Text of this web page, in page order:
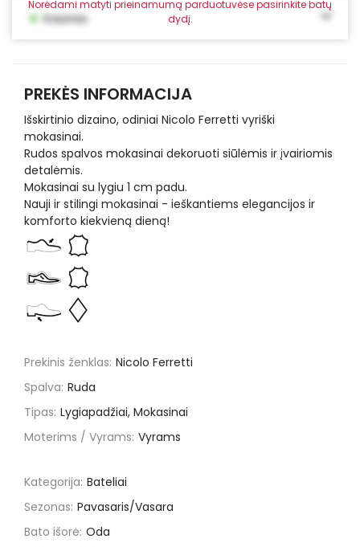
Norėdami matyti prieinamumą parduotuvėse pasirinkite batų
dydį.
• Kaunas
PREKĖS INFORMACIJA
Išskirtinio dizaino, odiniai Nicolo Ferretti vyriški
mokasinai.
Rudos spalvos mokasinai dekoruoti siūlėmis ir įvairiomis
detalėmis.
Mokasinai su lygiu 1 cm padu.
Nauji ir stilingi mokasinai - ieškantiems elegancijos ir
komforto kiekvieną dieną!
Prekinis ženklas: Nicolo Ferretti
Spalva: Ruda
Tipas: Lygiapadžiai, Mokasinai
Moterims / Vyrams: Vyrams
Kategorija: Bateliai
Sezonas: Pavasaris/Vasara
Bato išorė: Oda